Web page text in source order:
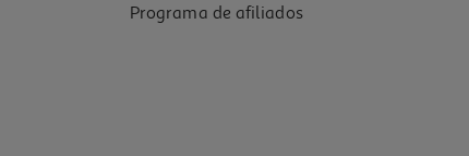
Programa de afiliados